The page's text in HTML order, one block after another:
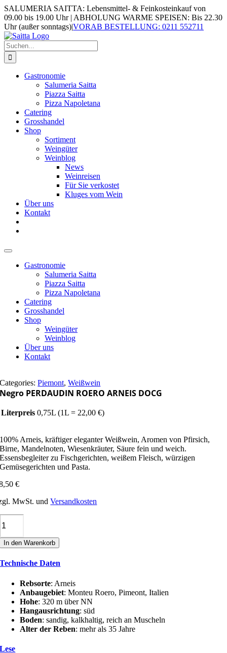
Zum
Inhalt
springen
SALUMERIA SAITTA: Lebensmittel- & Feinkosteinkauf von
09.00 bis 19.00 Uhr | ABHOLUNG WARME SPEISEN: Bis 22.30
Uhr (außer sonntags)|VORAB BESTELLUNG: 0211 552711
Suche
nach:
Gastronomie
Salumeria Saitta
Piazza Saitta
Pizza Napoletana
Catering
Grosshandel
Shop
Sortiment
Weingüter
Weinblog
News
Weinreisen
Für Sie verkostet
Kluges vom Wein
Über uns
Kontakt
Gastronomie
Salumeria Saitta
Piazza Saitta
Pizza Napoletana
Catering
Grosshandel
Shop
Weingüter
Weinblog
Über uns
Kontakt
Categories:Piemont,Weißwein
Negro PERDAUDIN ROERO ARNEIS DOCG
Literpreis 0,75L (1L = 22,00 €)
100% Arneis, kräftiger eleganter Weißwein, Aromen von Pfirsich,
Birne, Mandelnoten, Wiesenkräuter, Säure fein und weich.
Essensbegleiter zu Fischgerichten, weißem Fleisch, würzigen
Gemüsegerichten und Pasta.
€
MwSt. undVersandkosten
In den Warenkorb
Technische Daten
Rebsorte: Arneis
Anbaugebiet: Monteu Roero, Pimeont, Italien
Hohe: 320 m über NN
Hangausrichtung: süd
Boden: sandig, kalkhaltig, reich an Muscheln
Alter der Reben: mehr als 35 Jahre
Lese